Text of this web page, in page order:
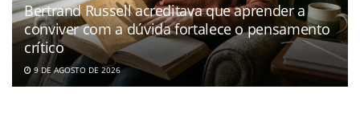
Bertrand Russell acreditava que aprender a
conviver com a dúvida fortalece o pensamento
crítico
9 DE AGOSTO DE 2026